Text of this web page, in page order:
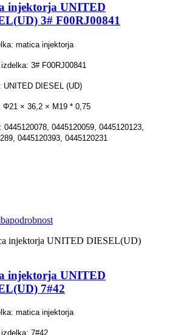
injektorja UNITED
3# F00RJ00841
matica injektorja
3# F00RJ00841
UNITED DIESEL (UD)
Φ21 × 36,2 × M19 * 0,75
0445120078, 0445120059, 0445120123,
0445120393, 0445120231
podrobnost
injektorja UNITED
7#42
matica injektorja
7#42